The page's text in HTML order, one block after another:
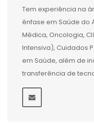
Tem experiência na
ênfase em Saúde do
Médica, Oncologia,
Intensiva), Cuidados
em Saúde, além de
transferência de